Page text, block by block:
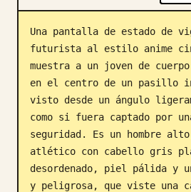
Blog
Actualizaciones
Una pantalla de estado de
futurista al estilo anime
muestra a un joven de
en el centro de un pasillo
visto desde un ángulo
como si fuera captado por
seguridad. Es un hombre
atlético con cabello gris
desordenado, piel pálida y
y peligrosa, que viste una